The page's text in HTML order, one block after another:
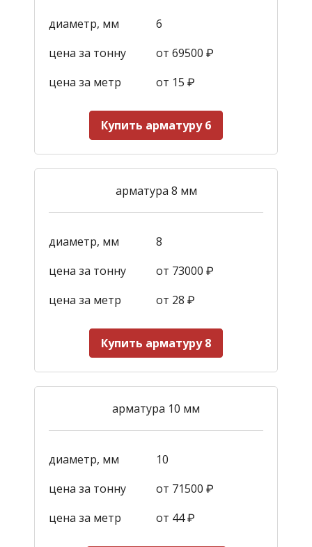
диаметр, мм
6
цена за тонну
от 69500 ₽
цена за метр
от 15 ₽
Купить арматуру 6
арматура 8 мм
диаметр, мм
8
цена за тонну
от 73000 ₽
цена за метр
от 28 ₽
Купить арматуру 8
арматура 10 мм
диаметр, мм
10
цена за тонну
от 71500 ₽
цена за метр
от 44₽